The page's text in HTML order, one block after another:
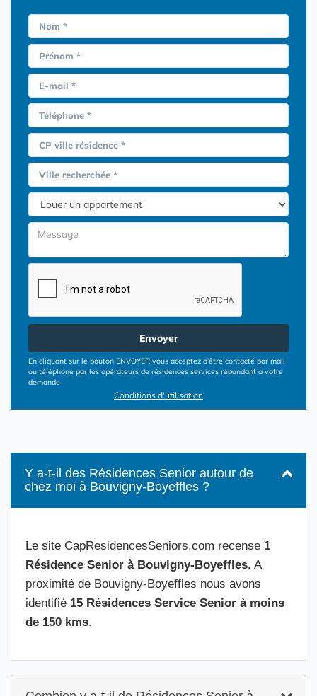
Nom *
Prénom *
E-mail *
Téléphone *
CP ville résidence *
Ville recherchée *
Envoyer
En cliquant sur le bouton ENVOYER vous acceptez d’être contacté par mail
ou téléphone par les opérateurs de résidences services répondant à votre
demande
Conditions d'utilisation
Y a-t-il des Résidences Senior autour de
chez moi à Bouvigny-Boyeffles ?
Le site CapResidencesSeniors.com recense 1
Résidence Senior à Bouvigny-Boyeffles. A
proximité de Bouvigny-Boyeffles nous avons
identifié 15 Résidences Service Senior à moins
de 150 kms.